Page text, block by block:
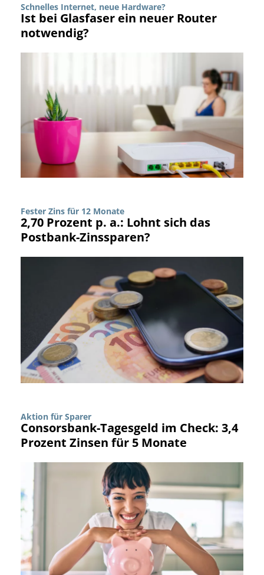
Schnelles Internet, neue Hardware?
Ist bei Glasfaser ein neuer Router
notwendig?
Fester Zins für 12 Monate
2,70 Prozent p. a.: Lohnt sich das
Postbank-Zinssparen?
Aktion für Sparer
Consorsbank-Tagesgeld im Check: 3,4
Prozent Zinsen für 5 Monate